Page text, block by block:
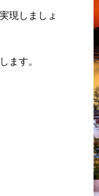
現しましょ
ます。